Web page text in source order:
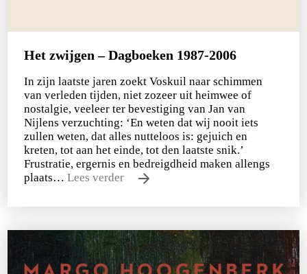
Het zwijgen – Dagboeken 1987-2006
In zijn laatste jaren zoekt Voskuil naar schimmen
van verleden tijden, niet zozeer uit heimwee of
nostalgie, veeleer ter bevestiging van Jan van
Nijlens verzuchting: ‘En weten dat wij nooit iets
zullen weten, dat alles nutteloos is: gejuich en
kreten, tot aan het einde, tot den laatste snik.’
Frustratie, ergernis en bedreigdheid maken allengs
plaats…Lees verder